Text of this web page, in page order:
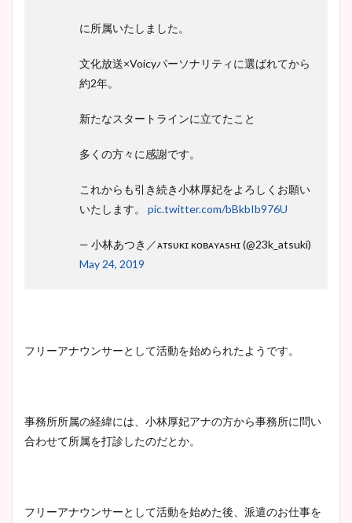
に所属いたしました。
文化放送×Voicyパーソナリティに選ばれてから
約2年。
新たなスタートラインに立てたこと
多くの方々に感謝です。
これからも引き続き小林厚妃をよろしくお願い
いたします。 pic.twitter.com/bBkbIb976U
— 小林あつき／ᴀᴛsᴜᴋɪ ᴋᴏʙᴀʏᴀsʜɪ (@23k_atsuki)
May 24, 2019
フリーアナウンサーとして活動を始められたようです。
事務所所属の経緯には、小林厚妃アナの方から事務所に問い
合わせて所属を打診したのだとか。
フリーアナウンサーとして活動を始めた後、派遣のお仕事を